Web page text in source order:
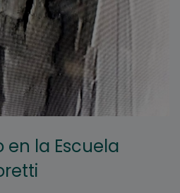
la Escuela